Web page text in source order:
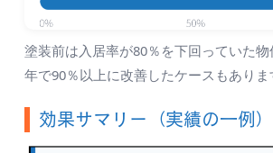
塗装前は入居率が80％を下回っていた
年で90％以上に改善したケースもありま
効果サマリー（実績の一例）